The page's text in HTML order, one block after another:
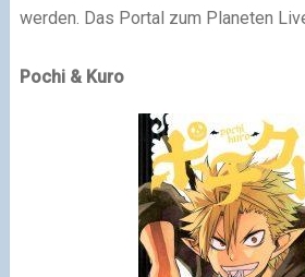
werden. Das Portal zum Planeten
Pochi & Kuro